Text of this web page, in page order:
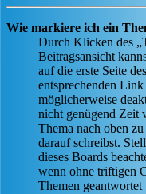
Wie markiere ich ein
Durch Klicken des
Beitragsansicht
auf die erste Seite
entsprechenden
möglicherweise
nicht genügend Zeit
Thema nach oben
darauf schreibst.
dieses Boards
wenn ohne triftigen
Themen geantwortet